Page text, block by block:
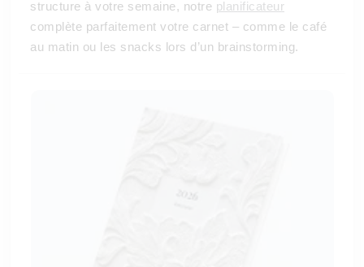
structure à votre semaine, notre planificateur
complète parfaitement votre carnet – comme le café
au matin ou les snacks lors d’un brainstorming.